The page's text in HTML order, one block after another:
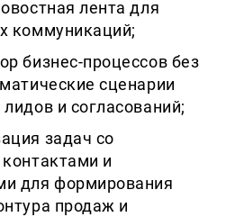
лента для
коммуникаций;
бизнес-процессов без
сценарии
и согласований;
задач со
и
для формирования
продаж и